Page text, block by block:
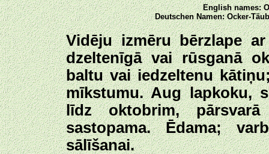
English names:
Deutschen Namen: Ocker-
Vidēju izmēru bērzlape
dzeltenīgā vai rūsganā
baltu vai iedzeltenu
mīkstumu. Aug lapkoku,
līdz oktobrim,
sastopama. Ēdama;
sālīšanai.